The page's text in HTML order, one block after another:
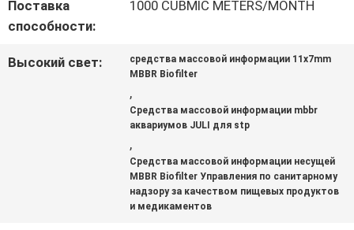
КАРТА
КОНФИДЕНЦИАЛЬНОСТИ
Поставка
способности:
1000 CUBMIC METERS/MONTH
Высокий свет:
средства массовой информации 11x7mm
MBBR Biofilter
,
Средства массовой информации mbbr
аквариумов JULI для stp
,
Средства массовой информации несущей
MBBR Biofilter Управления по санитарному
надзору за качеством пищевых продуктов
и медикаментов